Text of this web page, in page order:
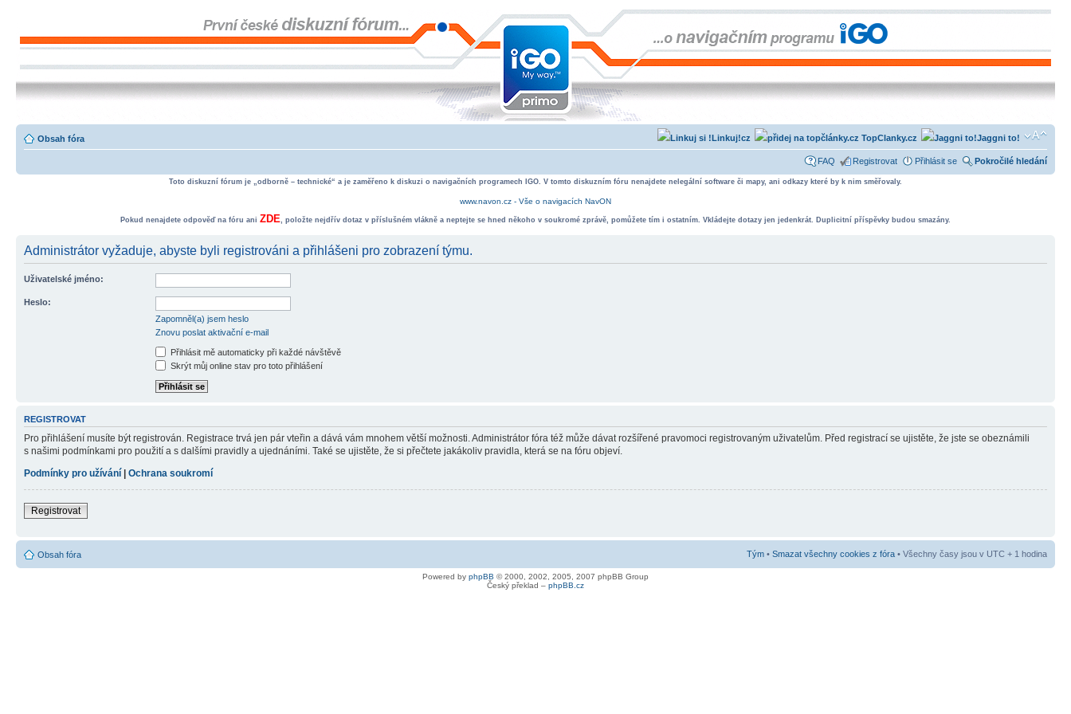
Obsah fóra Jaggni to!
TopClanky.cz
Linkuj!cz
FAQ Registrovat Přihlásit se Pokročilé hledání
Toto diskuzní fórum je „odborně – technické“ a je zaměřeno k diskuzi o navigačních programech IGO. V tomto diskuzním fóru nenajdete nelegální software či mapy, ani odkazy které by k nim směřovaly.
www.navon.cz - Vše o navigacích NavON
Pokud nenajdete odpověď na fóru ani ZDE, položte nejdřív dotaz v příslušném vlákně a neptejte se hned někoho v soukromé zprávě, pomůžete tím i ostatním. Vkládejte dotazy jen jedenkrát. Duplicitní příspěvky budou smazány.
Administrátor vyžaduje, abyste byli registrováni a přihlášeni pro zobrazení týmu.
Uživatelské jméno:
Heslo:
Zapomněl(a) jsem heslo
Znovu poslat aktivační e-mail
Přihlásit mě automaticky při každé návštěvě
Skrýt můj online stav pro toto přihlášení
REGISTROVAT
Pro přihlášení musíte být registrován. Registrace trvá jen pár vteřin a dává vám mnohem větší možnosti. Administrátor fóra též může dávat rozšířené pravomoci registrovaným uživatelům. Před registrací se ujistěte, že jste se obeznámili
s našimi podmínkami pro použití a s dalšími pravidly a ujednáními. Také se ujistěte, že si přečtete jakákoliv pravidla, která se na fóru objeví.
Podmínky pro užívání | Ochrana soukromí
Registrovat
Obsah fóra Tým • Smazat všechny cookies z fóra • Všechny časy jsou v UTC + 1 hodina
Powered by phpBB © 2000, 2002, 2005, 2007 phpBB Group
Český překlad – phpBB.cz